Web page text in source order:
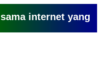
internet yang